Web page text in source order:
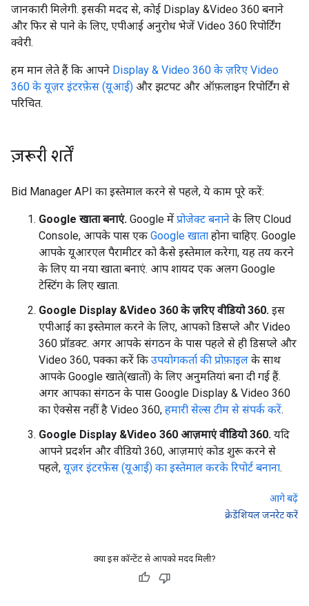
जानकारी मिलेगी. इसकी मदद से, कोई Display &Video 360 बनाने
और फिर से पाने के लिए, एपीआई अनुरोध भेजें Video 360 रिपोर्टिंग
क्वेरी.
हम मान लेते हैं कि आपने Display & Video 360 के ज़रिए Video
360 के यूज़र इंटरफ़ेस (यूआई) और झटपट और ऑफ़लाइन रिपोर्टिंग से
परिचित.
ज़रूरी शर्तें
Bid Manager API का इस्तेमाल करने से पहले, ये काम पूरे करें:
Google खाता बनाएं. Google में प्रोजेक्ट बनाने के लिए Cloud
Console, आपके पास एक Google खाता होना चाहिए. Google
आपके यूआरएल पैरामीटर को कैसे इस्तेमाल करेगा, यह तय करने
के लिए या नया खाता बनाएं. आप शायद एक अलग Google
टेस्टिंग के लिए खाता.
Google Display &Video 360 के ज़रिए वीडियो 360. इस
एपीआई का इस्तेमाल करने के लिए, आपको डिसप्ले और Video
360 प्रॉडक्ट. अगर आपके संगठन के पास पहले से ही डिसप्ले और
Video 360, पक्का करें कि उपयोगकर्ता की प्रोफ़ाइल के साथ
आपके Google खाते(खातों) के लिए अनुमतियां बना दी गई हैं.
अगर आपका संगठन के पास Google Display & Video 360
का ऐक्सेस नहीं है Video 360, हमारी सेल्स टीम से संपर्क करें.
Google Display &Video 360 आज़माएं वीडियो 360. यदि
आपने प्रदर्शन और वीडियो 360, आज़माएं कोड शुरू करने से
पहले, यूज़र इंटरफ़ेस (यूआई) का इस्तेमाल करके रिपोर्ट बनाना.
आगे बढ़ें
क्रेडेंशियल जनरेट करें
क्या इस कॉन्टेंट से आपको मदद मिली?